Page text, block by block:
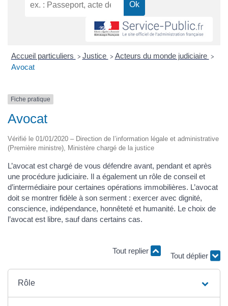
Accueil particuliers > Justice > Acteurs du monde judiciaire >
Avocat
Fiche pratique
Avocat
Vérifié le 01/01/2020 – Direction de l’information légale et administrative
(Première ministre), Ministère chargé de la justice
L’avocat est chargé de vous défendre avant, pendant et après
une procédure judiciaire. Il a également un rôle de conseil et
d’intermédiaire pour certaines opérations immobilières. L’avocat
doit se montrer fidèle à son serment : exercer avec dignité,
conscience, indépendance, honnêteté et humanité. Le choix de
l’avocat est libre, sauf dans certains cas.
Tout replier
Tout déplier
Rôle